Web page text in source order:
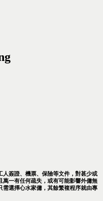
簽證、機票、保險等文件，對甚少或
一有任何疏失，或有可能影響外傭無
選擇心水家傭，其餘繁複程序就由專